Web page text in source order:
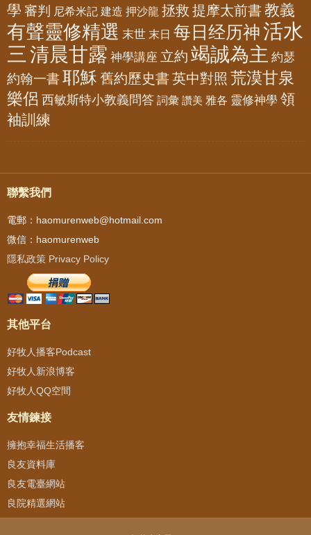
學 審判 尼希米記 建造 押沙龍 拯救 提摩太前書 教義
有聲靈修精選 末世 末日 每日经历神活水
三 清晨甘露 神學講座 立約 竭誠為主 約瑟
約翰一書耶穌 舊約歷史書 英中對照 荒漠甘泉
樂侶 西敏斯特小教義問答 詞彙 讚美 雅各 靈修神學 領
袖訓練
聯繫我們
電郵：haomurenweb@hotmail.com
微信：haomurenweb
隱私政策 Privacy Policy
其他平台
好牧人播客Podcast
好牧人新浪博客
好牧人QQ空間
友情鍊接
擁抱幸福生活播客
良友資料庫
良友電臺網站
良院精選網站